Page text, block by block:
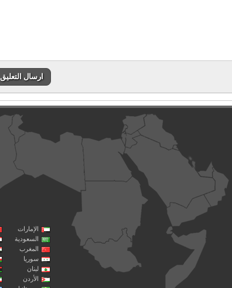
الإمارات
السعودية
المغرب
سوريا
لبنان
الأردن